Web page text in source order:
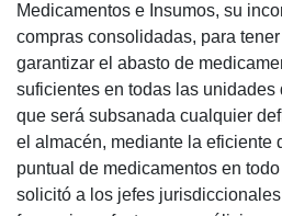
Medicamentos e Insumos, su
compras consolidadas, para
garantizar el abasto de
suficientes en todas las
que será subsanada cualquier
el almacén, mediante la eficiente
puntual de medicamentos en
solicitó a los jefes